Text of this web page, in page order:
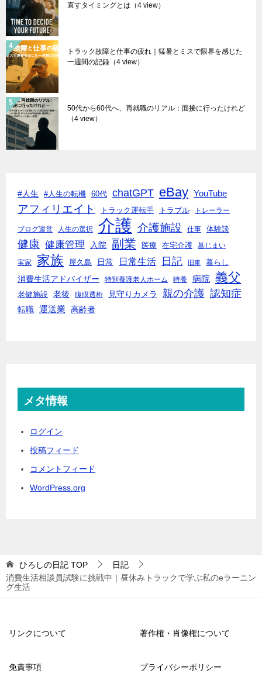
直すタイミングとは （4 view）
トラック故障と仕事の疲れ｜猛暑とミスで限界を感じた
一週間の記録 （4 view）
50代から60代へ、再就職のリアル：面接に行ったけれど
（4 view）
#人生 #人生の転機 60代 chatGPT eBay YouTube
アフィリエイト トラック運転手 トラブル トレーラー
ブログ運営 人生の選択 介護 介護施設 仕事 体験談
健康 健康管理 入院 副業 医療 在宅介護 墓じまい
実家 家族 屋久島 日常 日常生活 日記 旧車 暮らし
消費生活アドバイザー 特別養護老人ホーム 特養 病院 義父
老健施設 老後 腹膜透析 見守りカメラ 親の介護 認知症
転職 運送業 高齢者
メタ情報
ログイン
投稿フィード
コメントフィード
WordPress.org
ひろしの日記 TOP
日記
消費生活相談員試験に挑戦中｜昼休みトラックで学ぶ私のeラーニン
グ生活
リンクについて 著作権・肖像権について
免責事項 プライバシーポリシー